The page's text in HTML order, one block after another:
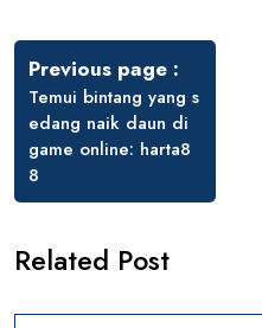
Post
navigation
Previous page
Temui bintang yang s
edang naik daun di
game online: harta8
8
Related Post